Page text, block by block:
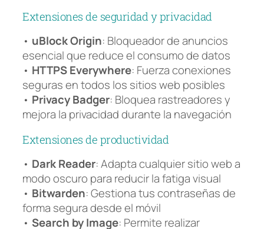
Extensiones de seguridad y privacidad
• uBlock Origin: Bloqueador de anuncios
esencial que reduce el consumo de datos
• HTTPS Everywhere: Fuerza conexiones
seguras en todos los sitios web posibles
• Privacy Badger: Bloquea rastreadores y
mejora la privacidad durante la navegación
Extensiones de productividad
• Dark Reader: Adapta cualquier sitio web a
modo oscuro para reducir la fatiga visual
• Bitwarden: Gestiona tus contraseñas de
forma segura desde el móvil
• Search by Image: Permite realizar